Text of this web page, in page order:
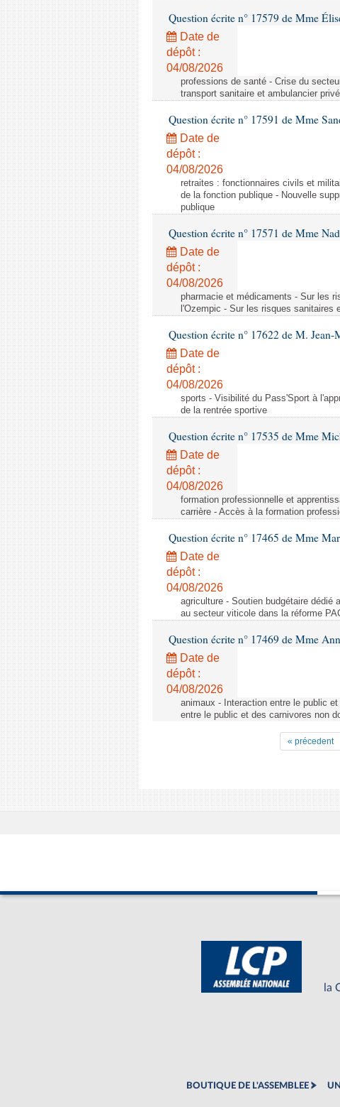
Question écrite n° 17579 de Mme
Date de
dépôt :
04/08/2026
professions de santé - Crise du
transport sanitaire et ambulancier privé
Question écrite n° 17591 de Mme
Date de
dépôt :
04/08/2026
retraites : fonctionnaires civils et
de la fonction publique - Nouvelle
publique
Question écrite n° 17571 de Mme
Date de
dépôt :
04/08/2026
pharmacie et médicaments - Sur les
l'Ozempic - Sur les risques sanitaires
Question écrite n° 17622 de M. Jean-
Date de
dépôt :
04/08/2026
sports - Visibilité du Pass'Sport à
de la rentrée sportive
Question écrite n° 17535 de Mme
Date de
dépôt :
04/08/2026
formation professionnelle et
carrière - Accès à la formation
Question écrite n° 17465 de Mme
Date de
dépôt :
04/08/2026
agriculture - Soutien budgétaire dédié
au secteur viticole dans la réforme
Question écrite n° 17469 de Mme
Date de
dépôt :
04/08/2026
animaux - Interaction entre le public
entre le public et des carnivores non
« précedent
la
BOUTIQUE DE L'ASSEMBLEE